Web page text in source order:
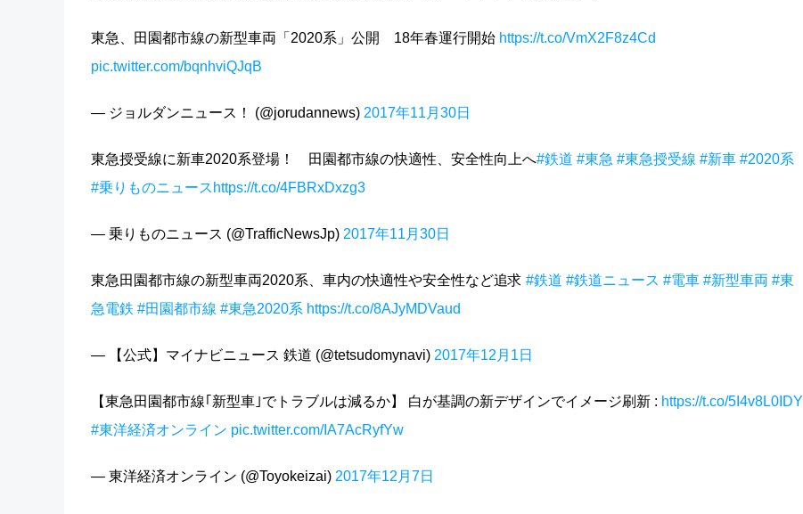
東急、田園都市線の新型車両「2020系」公開 18年春運行開始 https://t.co/VmX2F8z4Cd
pic.twitter.com/bqnhviQJqB
— ジョルダンニュース！ (@jorudannews) 2017年11月30日
東急授受線に新車2020系登場！ 田園都市線の快適性、安全性向上へ#鉄道 #東急 #東急授受線 #新車 #2020系
#乗りものニュース https://t.co/4FBRxDxzg3
— 乗りものニュース (@TrafficNewsJp) 2017年11月30日
東急田園都市線の新型車両2020系、車内の快適性や安全性など追求 #鉄道 #鉄道ニュース #電車 #新型車両 #東
急電鉄 #田園都市線 #東急2020系 https://t.co/8AJyMDVaud
— 【公式】マイナビニュース 鉄道 (@tetsudomynavi) 2017年12月1日
【東急田園都市線｢新型車｣でトラブルは減るか】 白が基調の新デザインでイメージ刷新 : https://t.co/5I4v8L0IDY
#東洋経済オンライン pic.twitter.com/IA7AcRyfYw
— 東洋経済オンライン (@Toyokeizai) 2017年12月7日